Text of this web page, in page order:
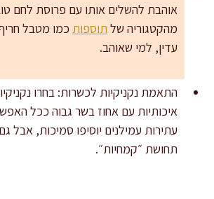
אוהבת להשלים אותו עם פרוסת לחם
מהקטגוריה של תוספות כמו מטבל
עדין, למי שאוהב.
התאמת נקניקיות לכשרות: בחרו
איכותיות עם אחוז בשר גבוה ככל
עתירות עמילנים יוסיפו סמיכות, אבל
תחושת ״קמחיות״.